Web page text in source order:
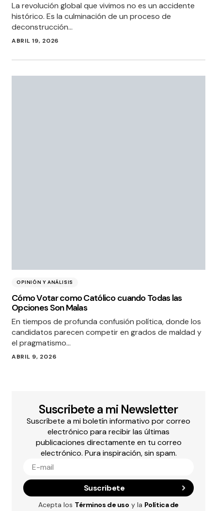
La revolución global que vivimos no es un accidente
histórico. Es la culminación de un proceso de
deconstrucción…
ABRIL 19, 2026
OPINIÓN Y ANÁLISIS
Cómo Votar como Católico cuando Todas las
Opciones Son Malas
En tiempos de profunda confusión política, donde los
candidatos parecen competir en grados de maldad y
el pragmatismo…
ABRIL 9, 2026
Suscribete a mi Newsletter
Suscríbete a mi boletín informativo por correo
electrónico para recibir las últimas
publicaciones directamente en tu correo
electrónico. Pura inspiración, sin spam.
Suscribete
Acepta los Términos de uso y la Política de